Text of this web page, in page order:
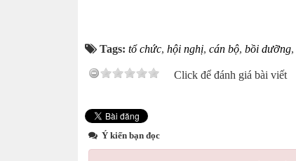
Tags: tổ chức, hội nghị, cán bộ, bồi dưỡng,
Click để đánh giá bài viết
Ý kiến bạn đọc